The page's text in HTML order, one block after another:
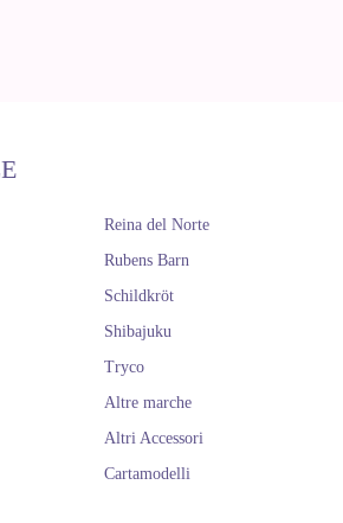
Reina del Norte
Rubens Barn
Schildkröt
Shibajuku
Tryco
Altre marche
Altri Accessori
Cartamodelli